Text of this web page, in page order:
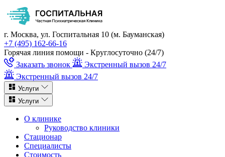
г. Москва, ул. Госпитальная 10 (м. Бауманская)
+7 (495) 162-66-16
Горячая линия помощи - Круглосуточно (24/7)
Заказать звонок
Экстренный вызов 24/7
Экстренный вызов 24/7
Услуги
Услуги
О клинике
Руководство клиники
Стационар
Специалисты
Стоимость